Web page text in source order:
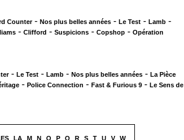
Counter- Nos plus belles années - Le Test - Lamb -
- Clifford - Suspicions - Copshop - Opération
- Le Test - Lamb - Nos plus belles années - La Pièce
- Police Connection - Fast & Furious 9 - Le Sens de
LA M N O P Q R S T U V
W